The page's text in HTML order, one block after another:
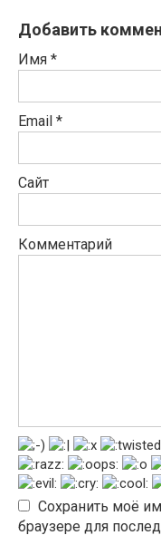
Добавить
Имя *
Email *
Сайт
Комментарий
Сохранить моё
браузере для